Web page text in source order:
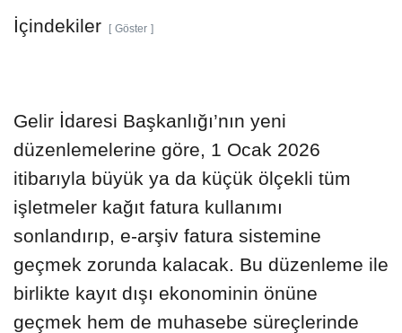
Gelir İdaresi Başkanlığı’nın yeni
düzenlemelerine göre, 1 Ocak 2026
itibarıyla büyük ya da küçük ölçekli tüm
işletmeler kağıt fatura kullanımı
sonlandırıp, e-arşiv fatura sistemine
geçmek zorunda kalacak. Bu düzenleme ile
birlikte kayıt dışı ekonominin önüne
geçmek hem de muhasebe süreçlerinde
İçindekiler Göster